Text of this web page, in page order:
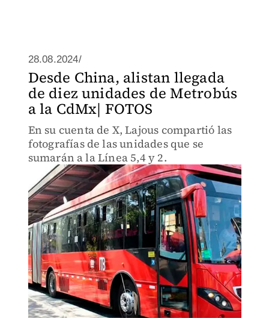
28.08.2024/
Desde China, alistan llegada
de diez unidades de Metrobús
a la CdMx| FOTOS
En su cuenta de X, Lajous compartió las
fotografías de las unidades que se
sumarán a la Línea 5,4 y 2.